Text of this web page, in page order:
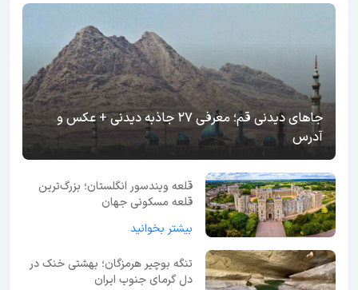
جاهای دیدنی قم؛ معرفی 27 جاذبه دیدنی + عکس و
آدرس
قلعه ویندسور انگلستان؛ بزرگ‌ترین
قلعه مسکونی جهان
بیشتر بخوانید
تنگه بوچیر هرمزگان؛ بهشتی خنک در
دل گرمای جنوب ایران